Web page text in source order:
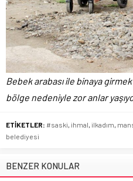
Bebek arabası ile binaya girmek
bölge nedeniyle zor anlar
ETİKETLER: #saski ihmal ilkadım
belediyesi
BENZER KONULAR